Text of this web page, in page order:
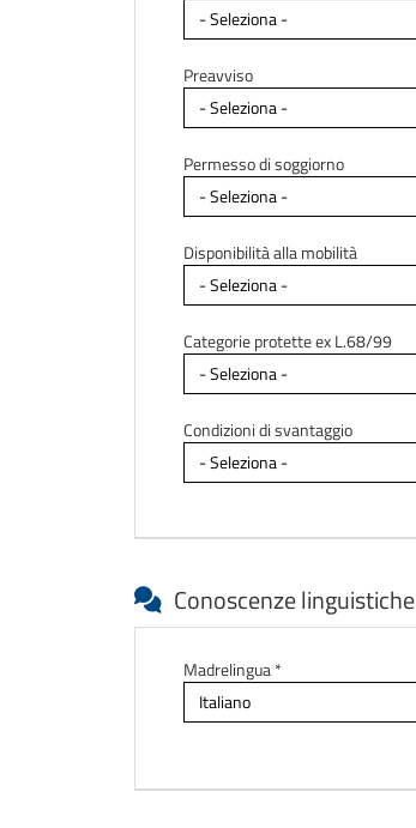
Preavviso
Permesso di soggiorno
Disponibilità alla mobilità
Categorie protette ex L.68/99
Condizioni di svantaggio
Conoscenze linguistiche
Madrelingua *